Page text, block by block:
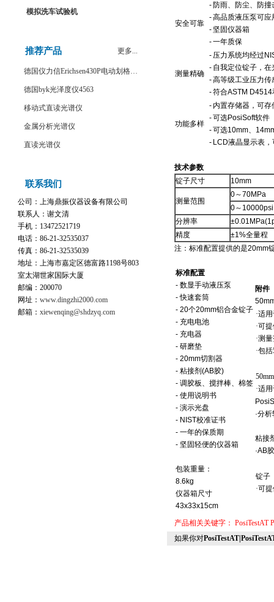
模拟洗车试验机
推荐产品 更多...
德国仪力信Erichsen430P电动划格试验仪
德国byk光泽度仪4563
移动式直读光谱仪
金属分析光谱仪
直读光谱仪
联系我们
公司：上海鼎振仪器设备有限公司
联系人：谢文清
手机：13472521719
电话：86-21-32535037
传真：86-21-32535039
地址：上海市嘉定区德富路1198号803
室太湖世家国际大厦
邮编：200070
网址： www.dingzhi2000.com
邮箱： xiewenqing@shdzyq.com
安全可靠
-
-
-
-
防雨、防尘、防撞
高品质液压泵可应
坚固仪器箱
一年质保
测量精确
-
-
-
-
压力系统均经过
自我定位锭子，
高等级工业压力传
符合ASTM
功能多样
-
-
-
-
内置存储器，可
可选PosiSoft软件
可选10mm、
LCD液晶显示表
技术参数
锭子尺寸
10mm
测量范围
0～70MPa
0～10000psi
分辨率
精度
±1%全量程
注：标准配置提供的是20mm
标准配置
- 数显手动液压泵
- 快速套筒
- 20个20mm铝合金锭子
- 充电电池
- 充电器
- 研磨垫
- 20mm切割器
- 粘接剂(AB胶)
- 调胶板、搅拌棒、棉签
- 使用说明书
- 演示光盘
- NIST校准证书
- 一年的保质期
- 坚固轻便的仪器箱
包装重量：
8.6kg
仪器箱尺寸
43x33x15cm
附件
·适
·可
·测
·包
·适
·分
粘接
·AB胶
锭子
·可
产品相关关键字： PosiTestAT
如果你对